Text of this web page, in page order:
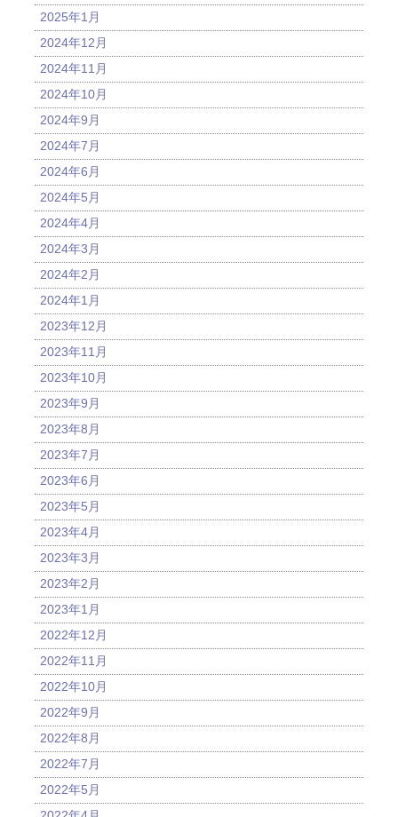
2025年1月
2024年12月
2024年11月
2024年10月
2024年9月
2024年7月
2024年6月
2024年5月
2024年4月
2024年3月
2024年2月
2024年1月
2023年12月
2023年11月
2023年10月
2023年9月
2023年8月
2023年7月
2023年6月
2023年5月
2023年4月
2023年3月
2023年2月
2023年1月
2022年12月
2022年11月
2022年10月
2022年9月
2022年8月
2022年7月
2022年5月